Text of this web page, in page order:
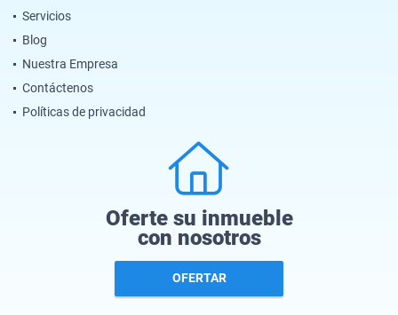
Servicios
Blog
Nuestra Empresa
Contáctenos
Políticas de privacidad
Oferte su inmueble
con nosotros
OFERTAR